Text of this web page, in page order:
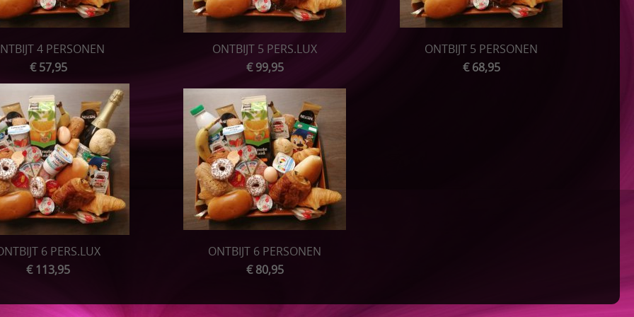
4 PERSONEN
€ 57,95
ONTBIJT 5 PERS.LUX
€ 99,95
ONTBIJT 5 PERSONEN
€ 68,95
6 PERS.LUX
€ 113,95
ONTBIJT 6 PERSONEN
€ 80,95